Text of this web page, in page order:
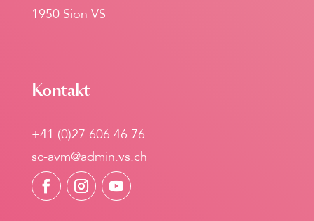
1950 Sion VS
Kontakt
+41 (0)27 606 46 76
sc-avm@admin.vs.ch